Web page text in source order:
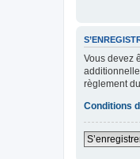
Vous devez
règlement
Conditions